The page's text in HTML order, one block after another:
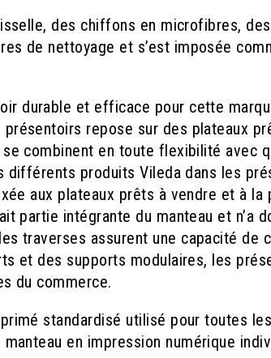
des chiffons en microfibres,
de nettoyage et s’est imposée
durable et efficace pour cette
repose sur des plateaux
combinent en toute flexibilité avec
différents produits Vileda dans les
aux plateaux prêts à vendre et à la
partie intégrante du manteau et n’a
traverses assurent une capacité de
et des supports modulaires, les
du commerce.
standardisé utilisé pour toutes
en impression numérique